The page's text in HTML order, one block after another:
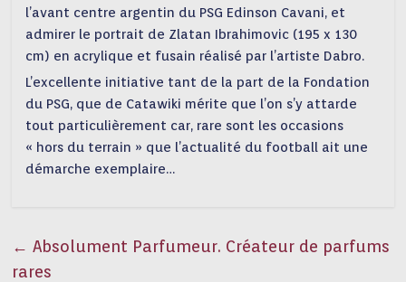
l’avant centre argentin du PSG Edinson Cavani, et
admirer le portrait de Zlatan Ibrahimovic (195 x 130
cm) en acrylique et fusain réalisé par l’artiste Dabro.
L’excellente initiative tant de la part de la Fondation
du PSG, que de Catawiki mérite que l’on s’y attarde
tout particulièrement car, rare sont les occasions
« hors du terrain » que l’actualité du football ait une
démarche exemplaire…
← Absolument Parfumeur. Créateur de parfums
rares